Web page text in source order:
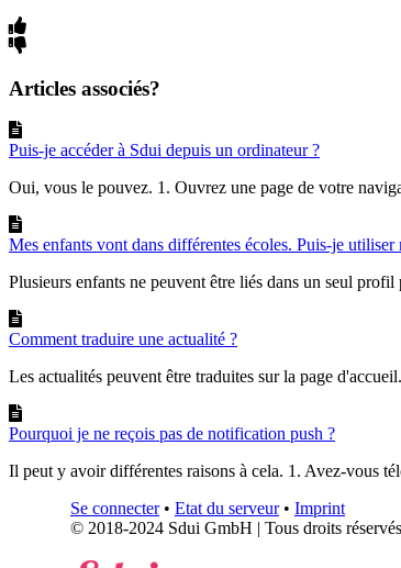
Articles associés?
Puis-je accéder à Sdui depuis un ordinateur ?
Oui, vous le pouvez. 1. Ouvrez une page de votre
Mes enfants vont dans différentes écoles. Puis-je
Plusieurs enfants ne peuvent être liés dans un seul profil
Comment traduire une actualité ?
Les actualités peuvent être traduites sur la page
Pourquoi je ne reçois pas de notification push ?
Il peut y avoir différentes raisons à cela. 1. Avez-vous
Se connecter• Etat du serveur• Imprint
© 2018-2024 Sdui GmbH | Tous droits